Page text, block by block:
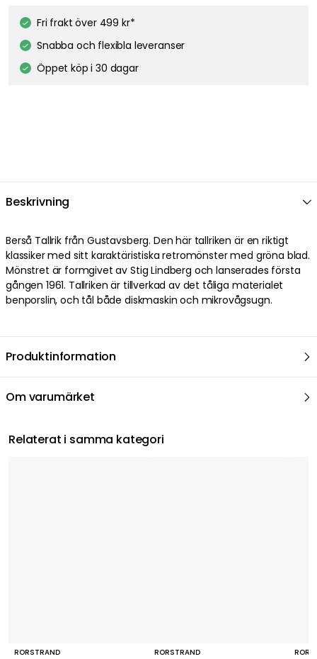
Fri frakt över 499 kr*
Snabba och flexibla leveranser
Öppet köp i 30 dagar
Beskrivning
Berså Tallrik från Gustavsberg. Den här tallriken är en riktigt
klassiker med sitt karaktäristiska retromönster med gröna blad.
Mönstret är formgivet av Stig Lindberg och lanserades första
gången 1961. Tallriken är tillverkad av det tåliga materialet
benporslin, och tål både diskmaskin och mikrovågsugn.
Produktinformation
Om varumärket
Relaterat i samma kategori
RÖRSTRAND RÖRSTRAND